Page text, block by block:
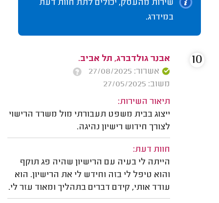
שירות מהעסק, יכולים לתת חוות דעת
במידרג.
אבנר גולדברג, תל אביב.
אשרור: 27/08/2025
משוב: 27/05/2025
תיאור השירות:
ייצוג בבית משפט תעבורתי מול משרד הרישוי
לצורך חידוש רישיון נהיגה.
חוות דעת:
הייתה לי בעיה עם הרישיון שהיה פג תוקף
והוא טיפל לי בזה וחידש לי את הרישיון. הוא
עודד אותי, קידם דברים בתהליך ומאוד עזר לי.
10